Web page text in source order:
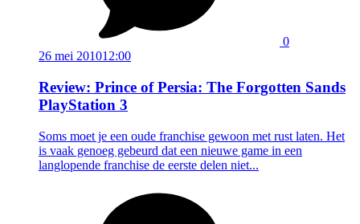
0
26 mei 201012:00
Review: Prince of Persia: The Forgotten Sands
PlayStation 3
Soms moet je een oude franchise gewoon met rust laten. Het
is vaak genoeg gebeurd dat een nieuwe game in een
langlopende franchise de eerste delen niet...